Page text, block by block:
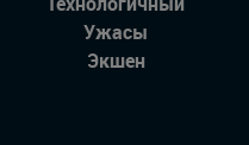
Ужасы
Экшен